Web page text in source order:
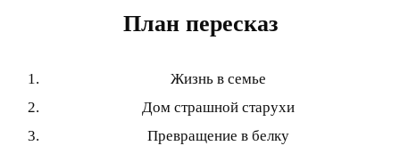
План пересказ
Жизнь в семье
Дом страшной старухи
Превращение в белку